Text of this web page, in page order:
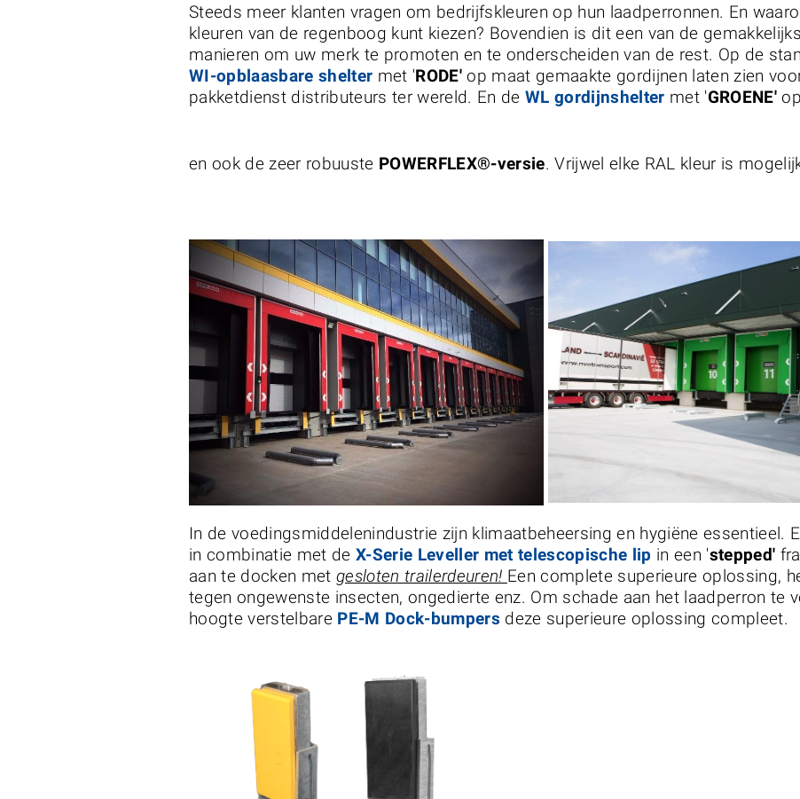
Steeds meer klanten vragen om bedrijfskleuren op hun laadperronnen. En
kleuren van de regenboog kunt kiezen? Bovendien is dit een van de
manieren om uw merk te promoten en te onderscheiden van de rest. Op de
WI-opblaasbare shelter met 'RODE'op maat gemaakte gordijnen laten zien
pakketdienst distributeurs ter wereld. En de WL gordijnshelter met 'GROENE'
en ook de zeer robuuste POWERFLEX®-versie. Vrijwel elke RAL kleur is
In de voedingsmiddelenindustrie zijn klimaatbeheersing en hygiëne essentieel.
in combinatie met de X-Serie Leveller met telescopische lip in een 'stepped'
aan te docken met gesloten trailerdeuren! Een complete superieure oplossing,
tegen ongewenste insecten, ongedierte enz. Om schade aan het laadperron te
hoogte verstelbare PE-M Dock-bumpers deze superieure oplossing compleet.